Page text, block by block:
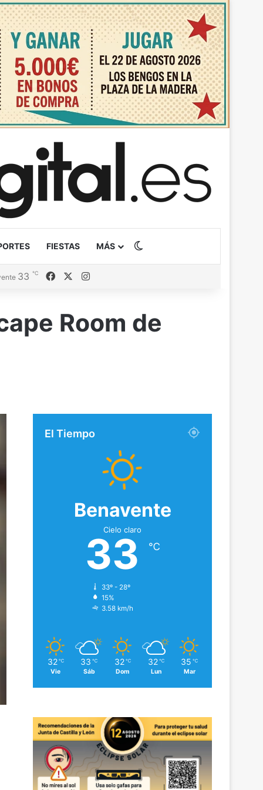
FIESTAS MÁS
33 ℃ FacebookInstagram
Room de
El Tiempo
Benavente
Cielo claro
33 ℃
33º - 28º
15%
3.58 km/h
32 ℃
Vie
33 ℃
Sáb
32 ℃
Dom
32 ℃
Lun
35 ℃
Mar